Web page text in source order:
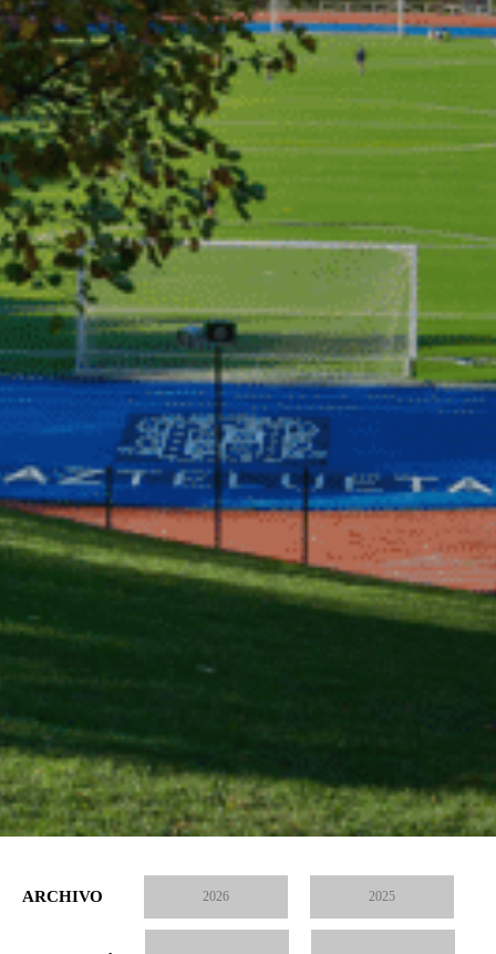
ARCHIVO 2026 2025